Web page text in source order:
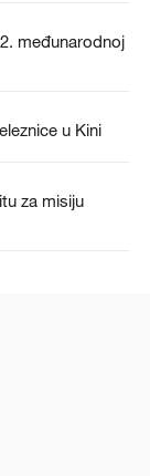
međunarodnoj
u Kini
za misiju